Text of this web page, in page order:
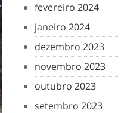
fevereiro 2024
janeiro 2024
dezembro 2023
novembro 2023
outubro 2023
setembro 2023